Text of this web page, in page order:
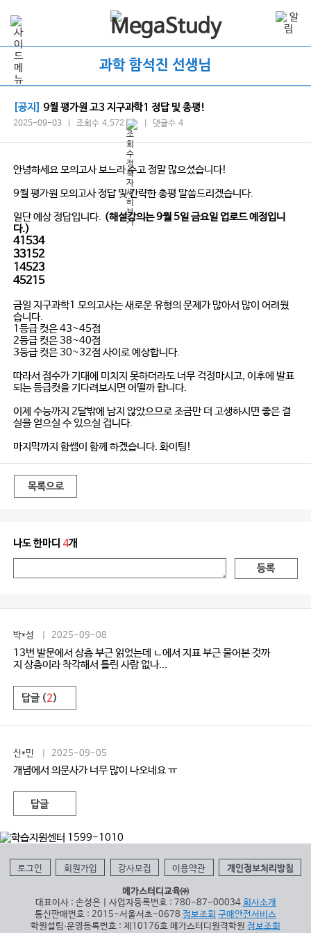
과학 함석진 선생님
[공지] 9월 평가원 고3 지구과학1 정답 및 총평!
2025-09-03 | 조회수 4,572 | 댓글수 4
안녕하세요 모의고사 보느라 수고 정말 많으셨습니다!
9월 평가원 모의고사 정답 및 간략한 총평 말씀드리겠습니다.
일단 예상 정답입니다. (해설강의는 9월 5일 금요일 업로드 예정입니
다.)
41534
33152
14523
45215
금일 지구과학1 모의고사는 새로운 유형의 문제가 많아서 많이 어려웠
습니다.
1등급 컷은 43~45점
2등급 컷은 38~40점
3등급 컷은 30~32점 사이로 예상합니다.
따라서 점수가 기대에 미치지 못하더라도 너무 걱정마시고, 이후에 발표
되는 등급컷을 기다려보시면 어떨까 합니다.
이제 수능까지 2달밖에 남지 않았으므로 조금만 더 고생하시면 좋은 결
실을 얻으실 수 있으실 겁니다.
마지막까지 함쌤이 함께 하겠습니다. 화이팅!
목록으로
나도 한마디 4개
등록
박*성 | 2025-09-08
13번 발문에서 상층 부근 읽었는데 ㄴ에서 지표 부근 물어본 것까
지 상층이라 착각해서 틀린 사람 없나...
답글 (2)
신*민 | 2025-09-05
개념에서 의문사가 너무 많이 나오네요 ㅠ
답글
로그인 회원가입 강사모집 이용약관 개인정보처리방침
메가스터디교육㈜
대표이사 : 손성은 | 사업자등록번호 : 780-87-00034 회사소개
통신판매번호 : 2015-서울서초-0678 정보조회 구매안전서비스
학원설립∙운영등록번호 : 제10176호 메가스터디원격학원 정보조회